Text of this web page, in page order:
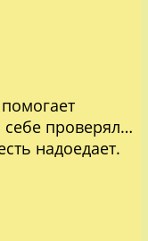
проверял…
надоедает.